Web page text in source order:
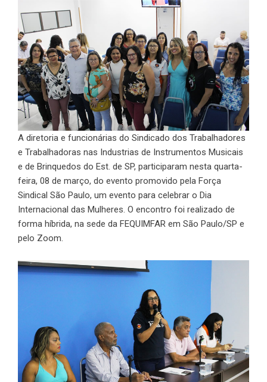
A diretoria e funcionárias do Sindicado dos Trabalhadores
e Trabalhadoras nas Industrias de Instrumentos Musicais
e de Brinquedos do Est. de SP, participaram nesta quarta-
feira, 08 de março, do evento promovido pela Força
Sindical São Paulo, um evento para celebrar o Dia
Internacional das Mulheres. O encontro foi realizado de
forma híbrida, na sede da FEQUIMFAR em São Paulo/SP e
pelo Zoom.